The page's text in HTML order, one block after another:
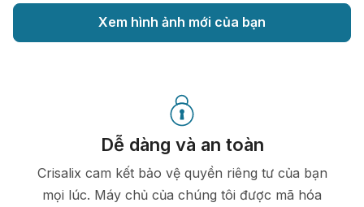
Xem hình ảnh mới của bạn
Dễ dàng và an toàn
Crisalix cam kết bảo vệ quyền riêng tư của bạn
mọi lúc. Máy chủ của chúng tôi được mã hóa